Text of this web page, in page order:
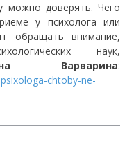
можно доверять. Чего
у психолога или
обращать внимание,
наук,
Варварина:
chtoby-ne-